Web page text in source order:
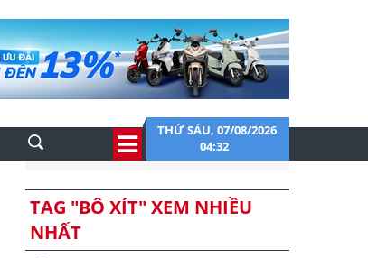
THỨ SÁU, 07/08/2026
04:32
TAG "BÔ XÍT" XEM NHIỀU
NHẤT